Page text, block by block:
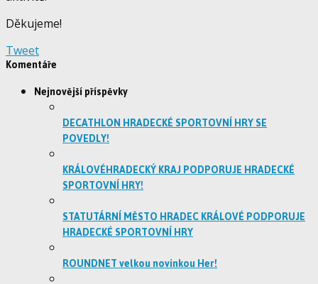
Děkujeme!
Tweet
Komentáře
Nejnovější příspěvky
DECATHLON HRADECKÉ SPORTOVNÍ HRY SE
POVEDLY!
KRÁLOVÉHRADECKÝ KRAJ PODPORUJE HRADECKÉ
SPORTOVNÍ HRY!
STATUTÁRNÍ MĚSTO HRADEC KRÁLOVÉ PODPORUJE
HRADECKÉ SPORTOVNÍ HRY
ROUNDNET velkou novinkou Her!